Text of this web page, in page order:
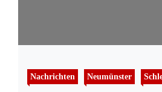
Nachrichten Neumünster